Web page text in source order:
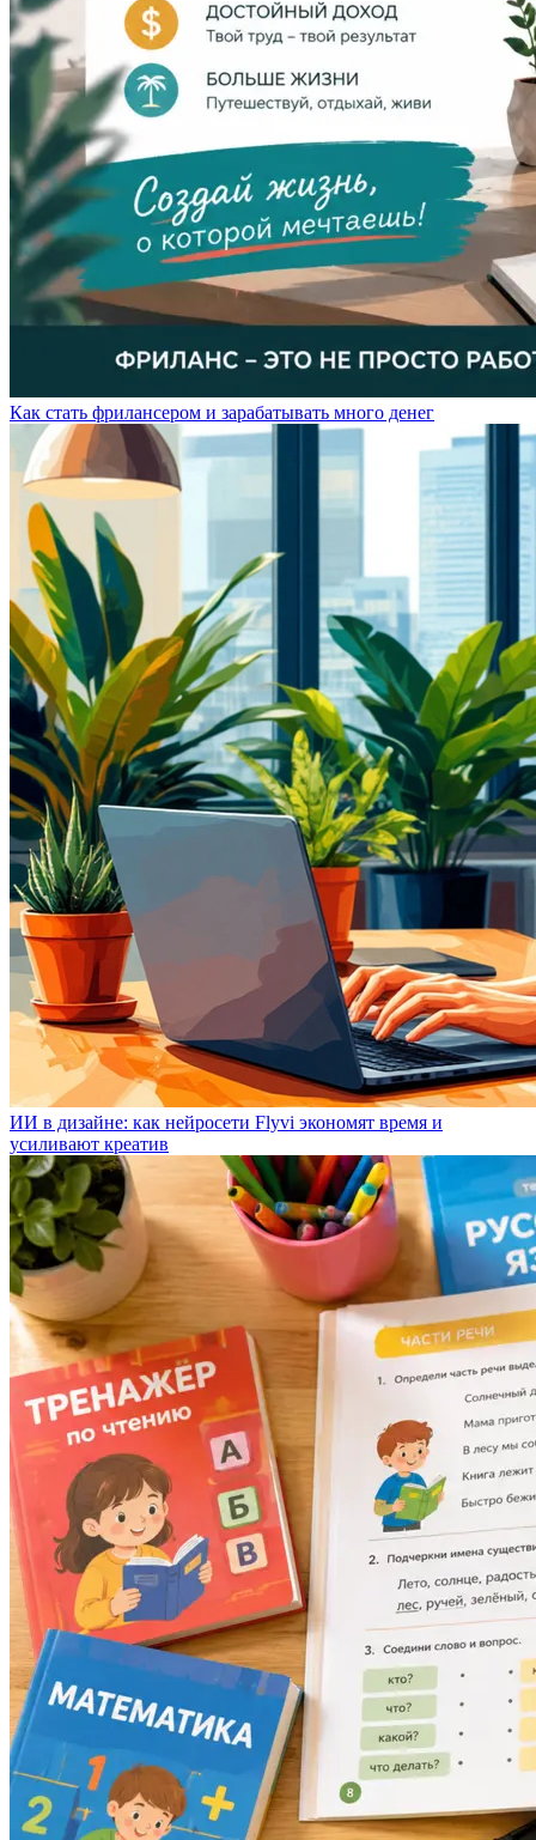
Как стать фрилансером и зарабатывать много денег
ИИ в дизайне: как нейросети Flyvi экономят время и
усиливают креатив